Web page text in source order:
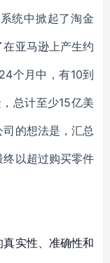
统中掀起了淘金
亚马逊上产生约
个月中，有10到
总计至少15亿美
司的想法是 ，汇总
终以超过购买零件
实性、准确性和